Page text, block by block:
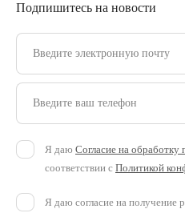
Подпишитесь на новости
Введите электронную почту
Введите ваш телефон
Я даю Согласие на
соответствии с Политикой
Я даю согласие на получение